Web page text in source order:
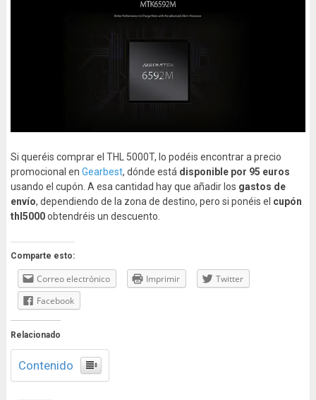
Si queréis comprar el THL 5000T, lo podéis encontrar a precio
promocional en Gearbest, dónde está disponible por 95 euros
usando el cupón. A esa cantidad hay que añadir los gastos de
envío, dependiendo de la zona de destino, pero si ponéis el cupón
thl5000obtendréis un descuento.
Comparte esto:
Correo electrónico Imprimir
Twitter
Facebook
Relacionado
Contenido